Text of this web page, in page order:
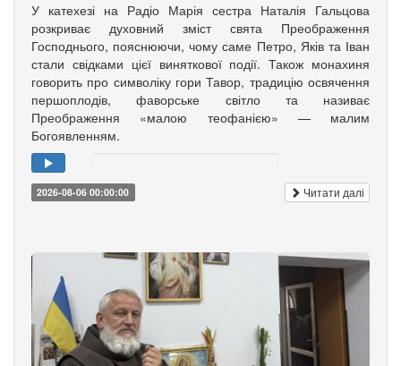
У катехезі на Радіо Марія сестра Наталія Гальцова
розкриває духовний зміст свята Преображення
Господнього, пояснюючи, чому саме Петро, Яків та Іван
стали свідками цієї виняткової події. Також монахиня
говорить про символіку гори Тавор, традицію освячення
першоплодів, фаворське світло та називає
Преображення «малою теофанією» — малим
Богоявленням.
2026-08-06 00:00:00 Читати далі